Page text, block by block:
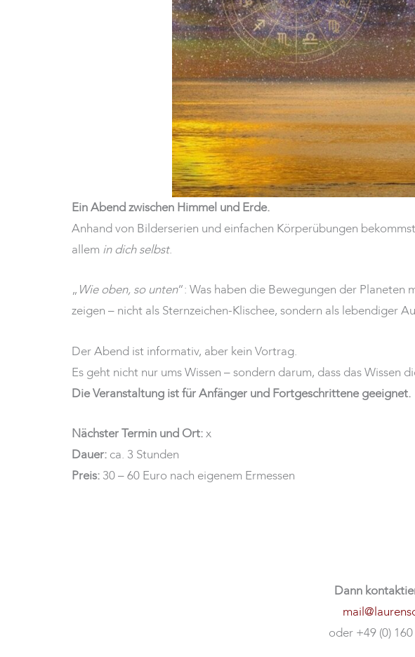
Ein Abend zwischen Himmel und Erde.
Anhand von Bilderserien und einfachen Körperübungen
allem in dich selbst.
„ Wie oben, so unten“: Was haben die Bewegungen der Planeten
zeigen – nicht als Sternzeichen-Klischee, sondern als lebendiger
Der Abend ist informativ, aber kein Vortrag.
Es geht nicht nur ums Wissen – sondern darum, dass das Wissen
Die Veranstaltung ist für Anfänger und Fortgeschrittene geeignet.
Nächster Termin und Ort:x
Dauer: ca. 3 Stunden
Preis: 30 – 60 Euro nach eigenem Ermessen
Dann
oder +49 (0)